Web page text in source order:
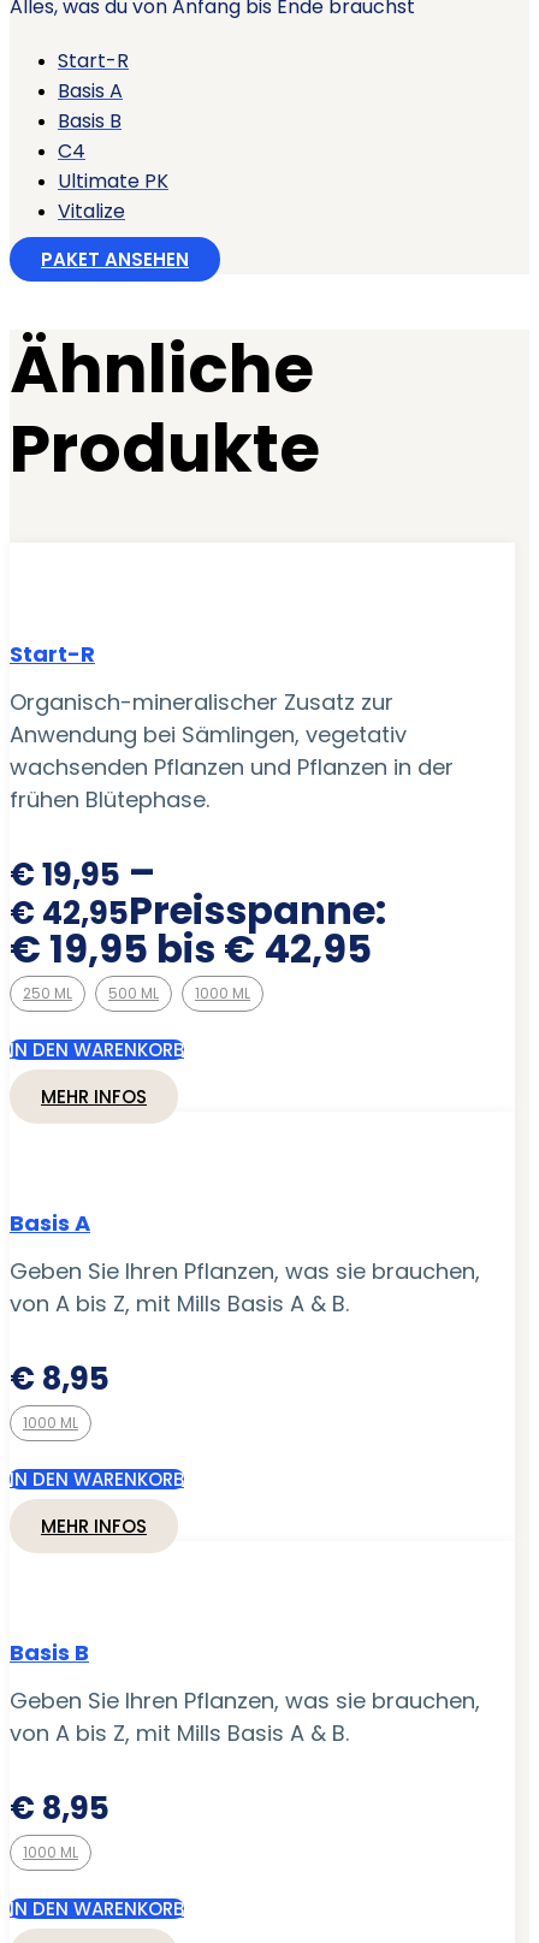
Alles, was du von Anfang bis Ende brauchst
Start-R
Basis A
Basis B
C4
Ultimate PK
Vitalize
PAKET ANSEHEN
Ähnliche
Produkte
Start-R
Organisch-mineralischer Zusatz zur
Anwendung bei Sämlingen, vegetativ
wachsenden Pflanzen und Pflanzen in der
frühen Blütephase.
€19,95 –
€ 42,95Preisspanne:
€ 19,95 bis € 42,95
250 ML 500 ML 1000 ML
IN DEN WARENKORB
MEHR INFOS
Basis A
Geben Sie Ihren Pflanzen, was sie brauchen,
von A bis Z, mit Mills Basis A & B.
€ 8,95
1000 ML
IN DEN WARENKORB
MEHR INFOS
Basis B
Geben Sie Ihren Pflanzen, was sie brauchen,
von A bis Z, mit Mills Basis A & B.
€ 8,95
1000 ML
IN DEN WARENKORB